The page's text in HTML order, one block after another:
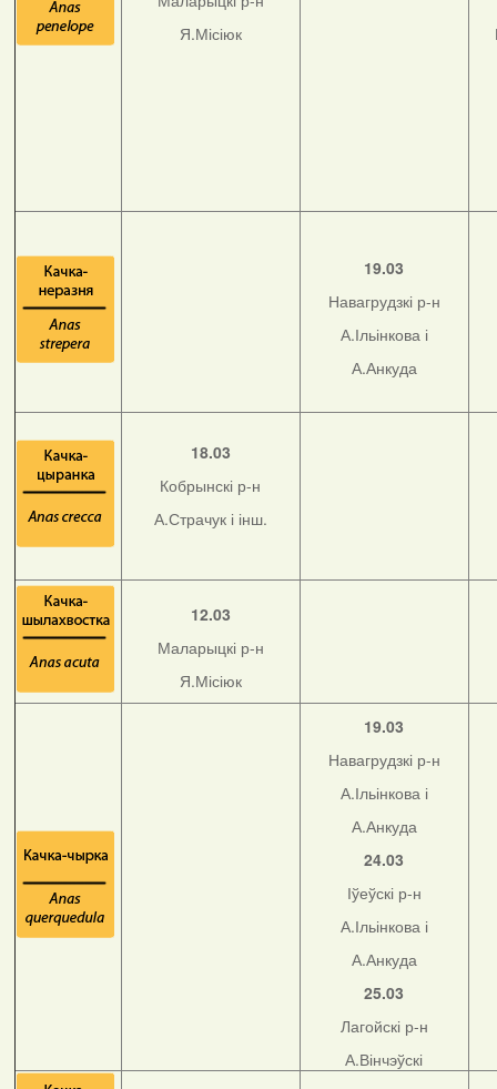
Я.Місіюк
19.03
Навагрудзкі р-н
А.Ільінкова і
А.Анкуда
18.03
Кобрынскі р-н
А.Страчук і інш.
12.03
Маларыцкі р-н
Я.Місіюк
19.03
Навагрудзкі р-н
А.Ільінкова і
А.Анкуда
24.03
Іўеўскі р-н
А.Ільінкова і
А.Анкуда
25.03
Лагойскі р-н
А.Вінчэўскі